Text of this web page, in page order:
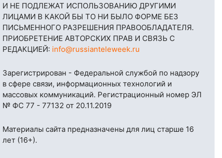
И НЕ ПОДЛЕЖАТ ИСПОЛЬЗОВАНИЮ ДРУГИМИ
ЛИЦАМИ В КАКОЙ БЫ ТО НИ БЫЛО ФОРМЕ БЕЗ
ПИСЬМЕННОГО РАЗРЕШЕНИЯ ПРАВООБЛАДАТЕЛЯ.
ПРИОБРЕТЕНИЕ АВТОРСКИХ ПРАВ И СВЯЗЬ С
РЕДАКЦИЕЙ: info@russianteleweek.ru
Зарегистрирован - Федеральной службой по надзору
в сфере связи, информационных технологий и
массовых коммуникаций. Регистрационный номер ЭЛ
№ ФС 77 - 77132 от 20.11.2019
Материалы сайта предназначены для лиц старше 16
лет (16+).